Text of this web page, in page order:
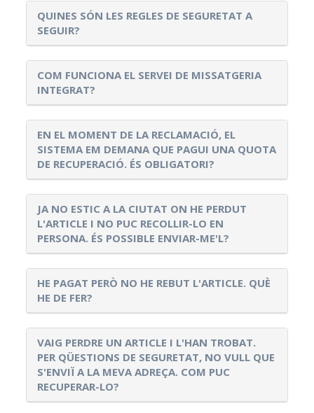
QUINES SÓN LES REGLES DE SEGURETAT A
SEGUIR?
COM FUNCIONA EL SERVEI DE MISSATGERIA
INTEGRAT?
EN EL MOMENT DE LA RECLAMACIÓ, EL
SISTEMA EM DEMANA QUE PAGUI UNA QUOTA
DE RECUPERACIÓ. ÉS OBLIGATORI?
JA NO ESTIC A LA CIUTAT ON HE PERDUT
L'ARTICLE I NO PUC RECOLLIR-LO EN
PERSONA. ÉS POSSIBLE ENVIAR-ME'L?
HE PAGAT PERÒ NO HE REBUT L'ARTICLE. QUÈ
HE DE FER?
VAIG PERDRE UN ARTICLE I L'HAN TROBAT.
PER QÜESTIONS DE SEGURETAT, NO VULL QUE
S'ENVIÏ A LA MEVA ADREÇA. COM PUC
RECUPERAR-LO?